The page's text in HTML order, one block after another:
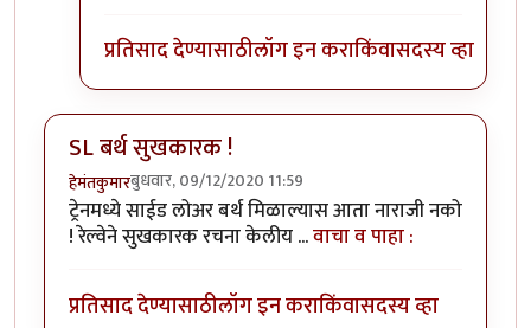
प्रतिसाद देण्यासाठीलॉग इन कराकिंवासदस्य व्हा
SL बर्थ सुखकारक !
हेमंतकुमारबुधवार, 09/12/2020 11:59
ट्रेनमध्ये साईड लोअर बर्थ मिळाल्यास आता नाराजी नको
! रेल्वेने सुखकारक रचना केलीय ...वाचा व पाहा :
प्रतिसाद देण्यासाठीलॉग इन कराकिंवासदस्य व्हा